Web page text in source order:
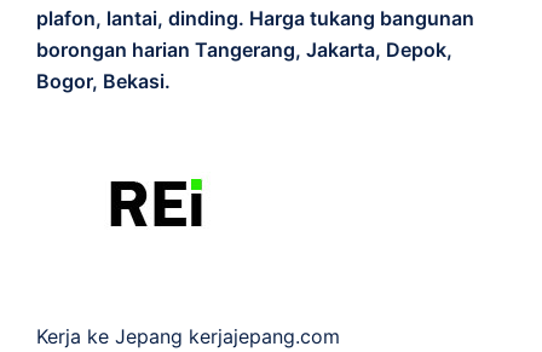
plafon, lantai, dinding. Harga tukang bangunan
borongan harian Tangerang, Jakarta, Depok,
Bogor, Bekasi.
Kerja ke Jepang kerjajepang.com